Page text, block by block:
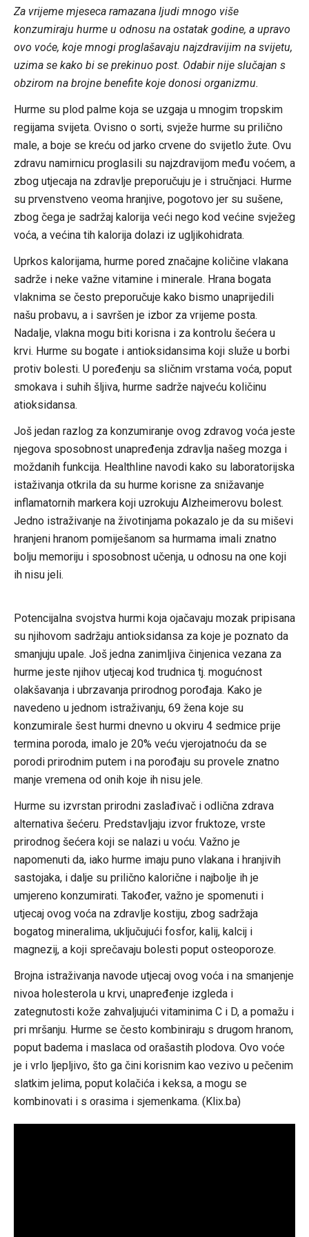
Za vrijeme mjeseca ramazana ljudi mnogo više
konzumiraju hurme u odnosu na ostatak godine, a upravo
ovo voće, koje mnogi proglašavaju najzdravijim na svijetu,
uzima se kako bi se prekinuo post. Odabir nije slučajan s
obzirom na brojne benefite koje donosi organizmu.
Hurme su plod palme koja se uzgaja u mnogim tropskim
regijama svijeta. Ovisno o sorti, svježe hurme su prilično
male, a boje se kreću od jarko crvene do svijetlo žute. Ovu
zdravu namirnicu proglasili su najzdravijom među voćem, a
zbog utjecaja na zdravlje preporučuju je i stručnjaci. Hurme
su prvenstveno veoma hranjive, pogotovo jer su sušene,
zbog čega je sadržaj kalorija veći nego kod većine svježeg
voća, a većina tih kalorija dolazi iz ugljikohidrata.
Uprkos kalorijama, hurme pored značajne količine vlakana
sadrže i neke važne vitamine i minerale. Hrana bogata
vlaknima se često preporučuje kako bismo unaprijedili
našu probavu, a i savršen je izbor za vrijeme posta.
Nadalje, vlakna mogu biti korisna i za kontrolu šećera u
krvi. Hurme su bogate i antioksidansima koji služe u borbi
protiv bolesti. U poređenju sa sličnim vrstama voća, poput
smokava i suhih šljiva, hurme sadrže najveću količinu
atioksidansa.
Još jedan razlog za konzumiranje ovog zdravog voća jeste
njegova sposobnost unapređenja zdravlja našeg mozga i
moždanih funkcija. Healthline navodi kako su laboratorijska
istaživanja otkrila da su hurme korisne za snižavanje
inflamatornih markera koji uzrokuju Alzheimerovu bolest.
Jedno istraživanje na životinjama pokazalo je da su miševi
hranjeni hranom pomiješanom sa hurmama imali znatno
bolju memoriju i sposobnost učenja, u odnosu na one koji
ih nisu jeli.
Potencijalna svojstva hurmi koja ojačavaju mozak pripisana
su njihovom sadržaju antioksidansa za koje je poznato da
smanjuju upale. Još jedna zanimljiva činjenica vezana za
hurme jeste njihov utjecaj kod trudnica tj. mogućnost
olakšavanja i ubrzavanja prirodnog porođaja. Kako je
navedeno u jednom istraživanju, 69 žena koje su
konzumirale šest hurmi dnevno u okviru 4 sedmice prije
termina poroda, imalo je 20% veću vjerojatnoću da se
porodi prirodnim putem i na porođaju su provele znatno
manje vremena od onih koje ih nisu jele.
Hurme su izvrstan prirodni zaslađivač i odlična zdrava
alternativa šećeru. Predstavljaju izvor fruktoze, vrste
prirodnog šećera koji se nalazi u voću. Važno je
napomenuti da, iako hurme imaju puno vlakana i hranjivih
sastojaka, i dalje su prilično kalorične i najbolje ih je
umjereno konzumirati. Također, važno je spomenuti i
utjecaj ovog voća na zdravlje kostiju, zbog sadržaja
bogatog mineralima, uključujući fosfor, kalij, kalcij i
magnezij, a koji sprečavaju bolesti poput osteoporoze.
Brojna istraživanja navode utjecaj ovog voća i na smanjenje
nivoa holesterola u krvi, unapređenje izgleda i
zategnutosti kože zahvaljujući vitaminima C i D, a pomažu i
pri mršanju. Hurme se često kombiniraju s drugom hranom,
poput badema i maslaca od orašastih plodova. Ovo voće
je i vrlo ljepljivo, što ga čini korisnim kao vezivo u pečenim
slatkim jelima, poput kolačića i keksa, a mogu se
kombinovati i s orasima i sjemenkama. (Klix.ba)